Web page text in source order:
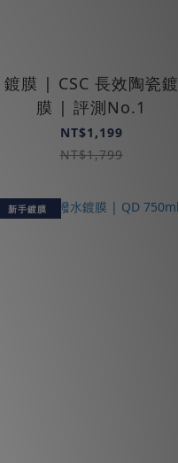
鍍膜 | CSC 長效陶瓷鍍
膜 | 評測No.1
NT$1,199
NT$1,799
新手鍍膜